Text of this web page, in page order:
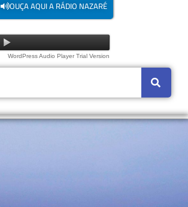
OUÇA AQUI A RÁDIO NAZARÉ
WordPress Audio Player Trial Version